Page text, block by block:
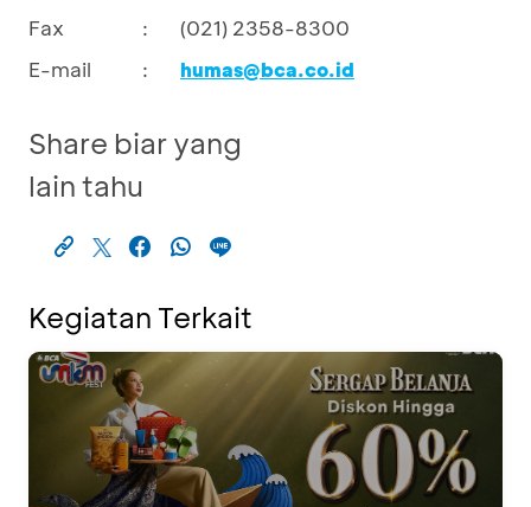
Fax
:
(021) 2358-8300
E-mail
: humas@bca.co.id
Share biar yang
lain tahu
Kegiatan Terkait